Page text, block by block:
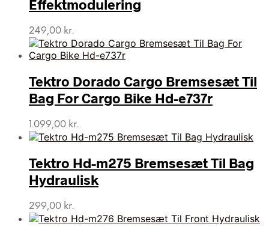
Effektmodulering
249,00 kr.
Tektro Dorado Cargo Bremsesæt Til
Bag For Cargo Bike Hd-e737r
1.099,00 kr.
Tektro Hd-m275 Bremsesæt Til Bag
Hydraulisk
299,00 kr.